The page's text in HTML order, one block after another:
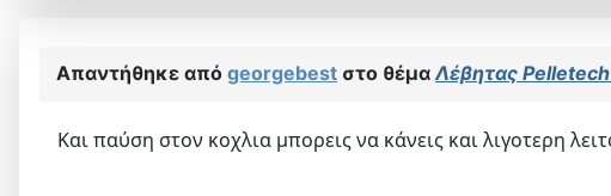
Απαντήθηκε από georgebest στο θέμαΛέβητας
Και παύση στον κοχλια μπορεις να κάνεις και λιγοτερη